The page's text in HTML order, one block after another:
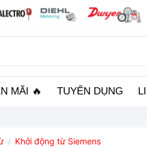
MÃI 🔥 TUYỂN DỤNG
/ Khởi động từ Siemens